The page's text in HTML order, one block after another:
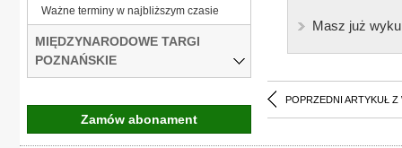
Masz już
POPRZEDNI ARTYKUŁ Z
Ważne terminy w najbliższym czasie
MIĘDZYNARODOWE TARGI
POZNAŃSKIE
Zamów abonament